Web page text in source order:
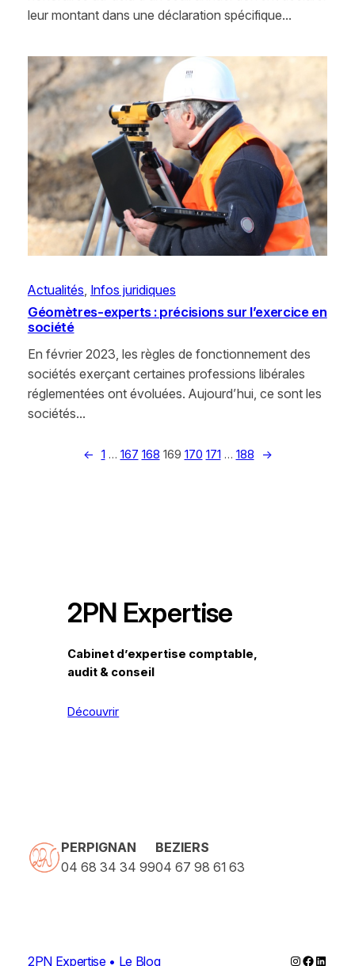
leur montant dans une déclaration spécifique…
Actualités Infos juridiques
Géomètres-experts : précisions sur l’exercice en
société
En février 2023, les règles de fonctionnement des
sociétés exerçant certaines professions libérales
réglementées ont évoluées. Aujourd’hui, ce sont les
sociétés…
← 1 … 167 168 169 170 171 … 188 →
2PN Expertise
Cabinet d’expertise comptable,
audit & conseil
Découvrir
PERPIGNAN
04 68 34 34 99
BEZIERS
04 67 98 61 63
2PN Expertise • Le Blog Instagram